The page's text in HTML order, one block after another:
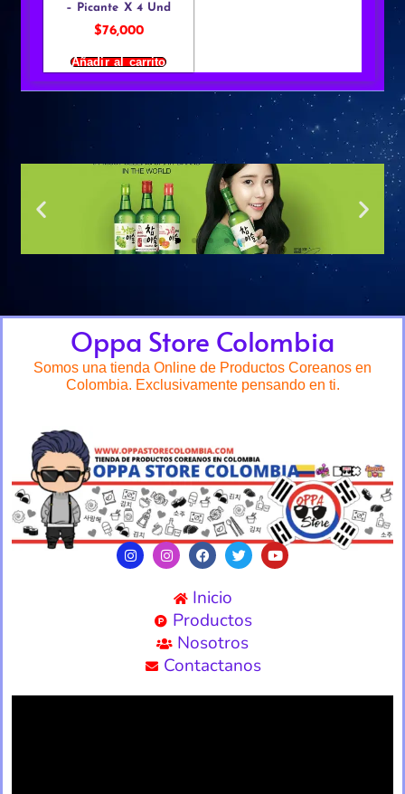
– Picante X 4 Und
$76,000
Añadir al carrito
Oppa Store Colombia
Somos una tienda Online de Productos Coreanos en
Colombia. Exclusivamente pensando en ti.
Inicio
Productos
Nosotros
Contactanos